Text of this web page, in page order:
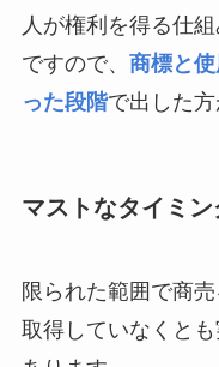
人が権利を得る仕組
ですので、 商標と
った段階で出した方
マストなタイミン
限られた範囲で商
取得していなくと